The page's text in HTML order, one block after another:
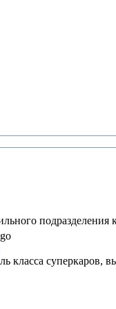
класса суперкаров,